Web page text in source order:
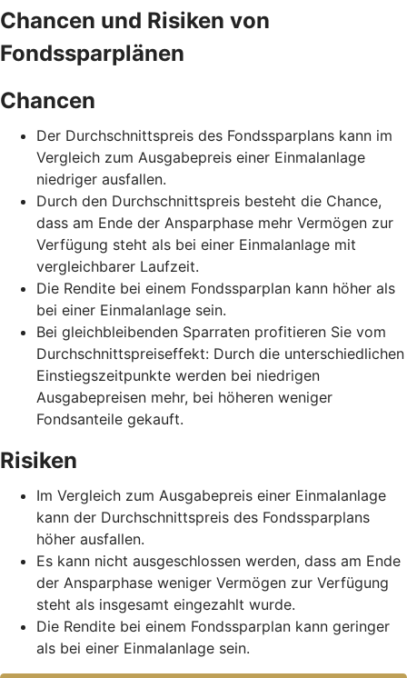
Chancen und Risiken von
Fondssparplänen
Chancen
Der Durchschnittspreis des Fondssparplans kann im
Vergleich zum Ausgabepreis einer Einmalanlage
niedriger ausfallen.
Durch den Durchschnittspreis besteht die Chance,
dass am Ende der Ansparphase mehr Vermögen zur
Verfügung steht als bei einer Einmalanlage mit
vergleichbarer Laufzeit.
Die Rendite bei einem Fondssparplan kann höher als
bei einer Einmalanlage sein.
Bei gleichbleibenden Sparraten profitieren Sie vom
Durchschnittspreiseffekt: Durch die unterschiedlichen
Einstiegszeitpunkte werden bei niedrigen
Ausgabepreisen mehr, bei höheren weniger
Fondsanteile gekauft.
Risiken
Im Vergleich zum Ausgabepreis einer Einmalanlage
kann der Durchschnittspreis des Fondssparplans
höher ausfallen.
Es kann nicht ausgeschlossen werden, dass am Ende
der Ansparphase weniger Vermögen zur Verfügung
steht als insgesamt eingezahlt wurde.
Die Rendite bei einem Fondssparplan kann geringer
als bei einer Einmalanlage sein.